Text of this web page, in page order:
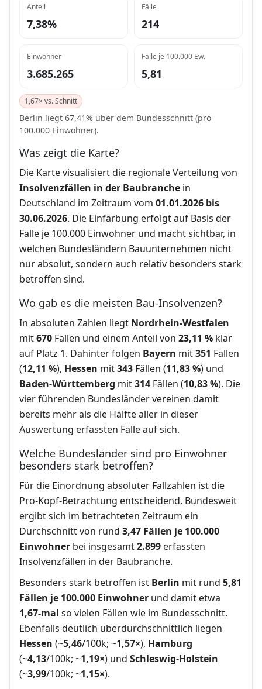
Anteil
7,38%
Fälle
214
Einwohner
3.685.265
Fälle je 100.000 Ew.
5,81
1,67× vs. Schnitt
Berlin liegt 67,41% über dem Bundesschnitt (pro
100.000 Einwohner).
Was zeigt die Karte?
Die Karte visualisiert die regionale Verteilung von
Insolvenzfällen in der Baubranche in
Deutschland im Zeitraum vom 01.01.2026 bis
30.06.2026. Die Einfärbung erfolgt auf Basis der
Fälle je 100.000 Einwohner und macht sichtbar, in
welchen Bundesländern Bauunternehmen nicht
nur absolut, sondern auch relativ besonders stark
betroffen sind.
Wo gab es die meisten Bau-Insolvenzen?
In absoluten Zahlen liegt Nordrhein-Westfalen
mit670 Fällen und einem Anteil von 23,11 % klar
auf Platz 1. Dahinter folgen Bayern mit351 Fällen
(12,11 %), Hessen mit343 Fällen (11,83 %) und
Baden-Württemberg mit314 Fällen (10,83 %). Die
vier führenden Bundesländer vereinen damit
bereits mehr als die Hälfte aller in dieser
Auswertung erfassten Fälle auf sich.
Welche Bundesländer sind pro Einwohner
besonders stark betroffen?
Für die Einordnung absoluter Fallzahlen ist die
Pro-Kopf-Betrachtung entscheidend. Bundesweit
ergibt sich im betrachteten Zeitraum ein
Durchschnitt von rund 3,47 Fällen je 100.000
Einwohner bei insgesamt2.899 erfassten
Insolvenzfällen in der Baubranche.
Besonders stark betroffen ist Berlin mit rund 5,81
Fällen je 100.000 Einwohner und damit etwa
1,67-mal so vielen Fällen wie im Bundesschnitt.
Ebenfalls deutlich überdurchschnittlich liegen
Hessen (~5,46/100k; ~1,57×), Hamburg
(~4,13/100k; ~1,19×) und Schleswig-Holstein
(~3,99/100k; ~1,15×).